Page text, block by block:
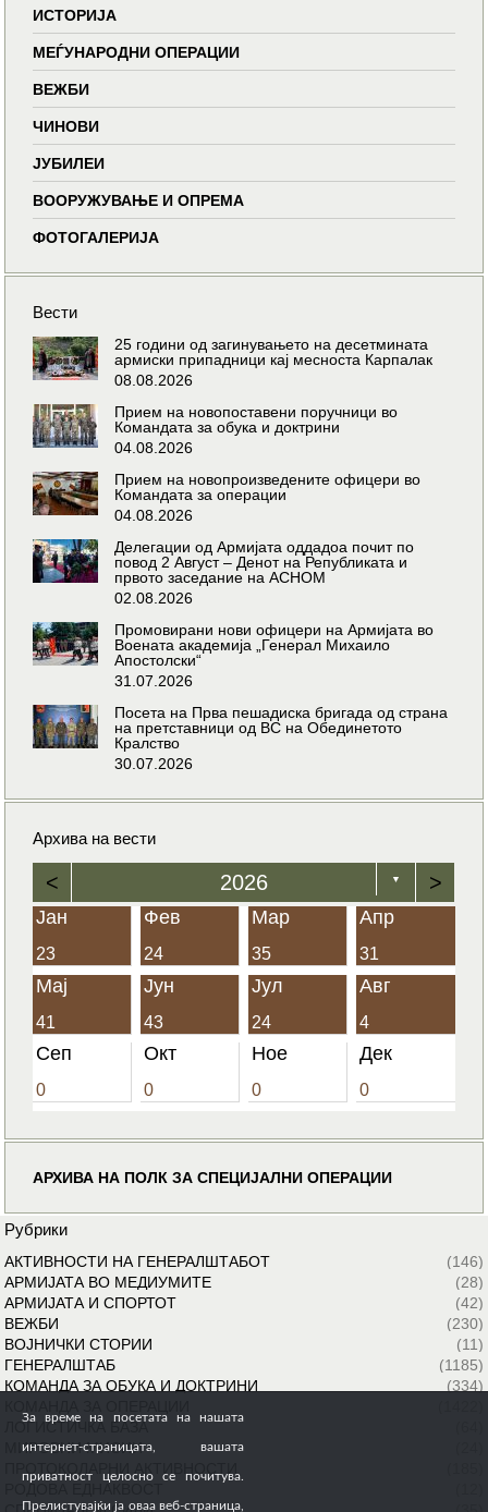
ИСТОРИЈА
МЕЃУНАРОДНИ ОПЕРАЦИИ
ВЕЖБИ
ЧИНОВИ
ЈУБИЛЕИ
ВООРУЖУВАЊЕ И ОПРЕМА
ФОТОГАЛЕРИЈА
Вести
25 години од загинувањето на десетмината
армиски припадници кај месноста Карпалак
08.08.2026
Прием на новопоставени поручници во
Командата за обука и доктрини
04.08.2026
Прием на новопроизведените офицери во
Командата за операции
04.08.2026
Делегации од Армијата оддадоа почит по
повод 2 Август – Денот на Републиката и
првото заседание на АСНОМ
02.08.2026
Промовирани нови офицери на Армијата во
Воената академија „Генерал Михаило
Апостолски“
31.07.2026
Посета на Прва пешадиска бригада од страна
на претставници од ВС на Обединетото
Кралство
30.07.2026
Архива на вести
< 2026 ▼ >
Јан
23
Фев
24
Мар
35
Апр
31
Мај
41
Јун
43
Јул
24
Авг
4
Сеп
0
Окт
0
Ное
0
Дек
0
АРХИВА НА ПОЛК ЗА СПЕЦИЈАЛНИ ОПЕРАЦИИ
Рубрики
АКТИВНОСТИ НА ГЕНЕРАЛШТАБОТ
(146)
АРМИЈАТА ВО МЕДИУМИТЕ
(28)
АРМИЈАТА И СПОРТОТ
(42)
ВЕЖБИ
(230)
ВОЈНИЧКИ СТОРИИ
(11)
ГЕНЕРАЛШТАБ
(1185)
КОМАНДА ЗА ОБУКА И ДОКТРИНИ
(334)
ЛОГИСТИЧКА БАЗА
МИРОВНИ МИСИИ
За време на посетата на нашата
интернет-страницата, вашата
приватност целосно се почитува.
Прелистувајќи ја оваа веб-страница,